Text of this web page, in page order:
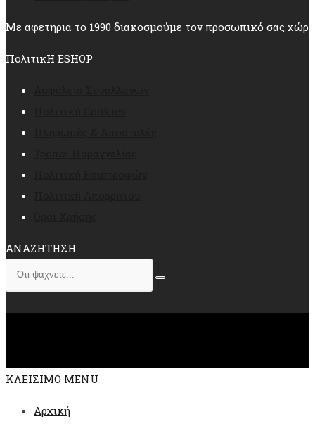
Με αφετηρια το 1990 διακοσμούμε τον προσωπικό σας
ΠολιτικΗ ESHOP
ΑΝΑΖΗΤΗΣΗ
ΚΛΕΙΣΙΜΟ MENU
Αρχική